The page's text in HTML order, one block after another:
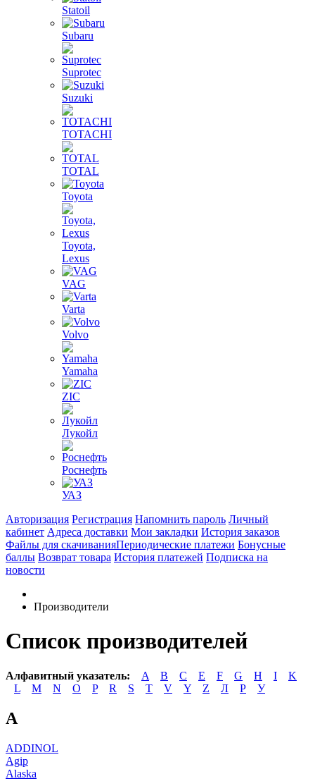
Statoil
Subaru
Suprotec
Suzuki
TOTACHI
TOTAL
Toyota
Toyota,
Lexus
VAG
Varta
Volvo
Yamaha
ZIC
Лукойл
Роснефть
УАЗ
Авторизация Регистрация Напомнить пароль Личный
кабинет Адреса доставки Мои закладки История заказов
Файлы для скачиванияПериодические платежи Бонусные
баллы Возврат товара История платежей Подписка на
новости
Производители
Список производителей
Алфавитный указатель: A B C E F G H I
K
L
M N O P R S T V Y Z Л Р У
A
ADDINOL
Agip
Alaska